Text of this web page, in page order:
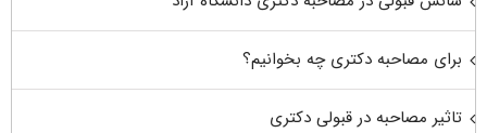
برای مصاحبه دکتری چه بخوانیم؟
تاثیر مصاحبه در قبولی دکتری